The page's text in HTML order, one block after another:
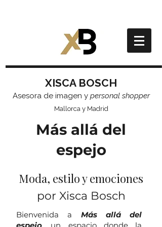
XISCA BOSCH
Asesora de imagen y personal shopper
Mallorca y Madrid
Más allá del
espejo
Moda, estilo y emociones
por Xisca Bosch
Bienvenida a Más allá del